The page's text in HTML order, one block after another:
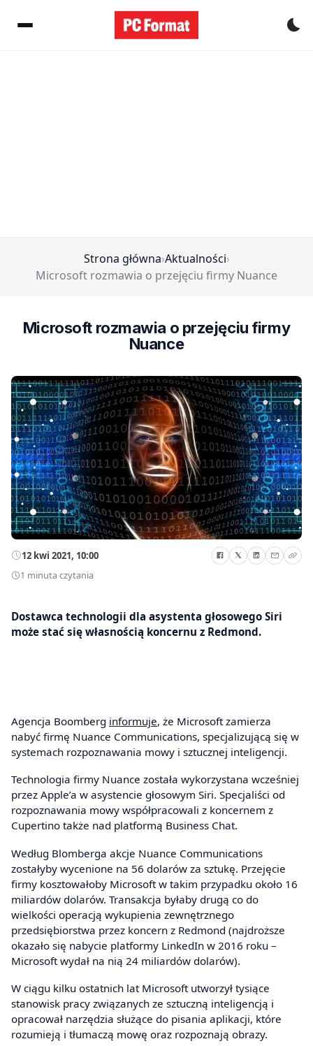
Strona główna›Aktualności›
Microsoft rozmawia o przejęciu firmy Nuance
Microsoft rozmawia o przejęciu firmy
Nuance
12 kwi 2021, 10:00
1 minuta czytania
Dostawca technologii dla asystenta głosowego Siri
może stać się własnością koncernu z Redmond.
Agencja Boomberg informuje, że Microsoft zamierza
nabyć firmę Nuance Communications, specjalizującą się w
systemach rozpoznawania mowy i sztucznej inteligencji.
Technologia firmy Nuance została wykorzystana wcześniej
przez Apple’a w asystencie głosowym Siri. Specjaliści od
rozpoznawania mowy współpracowali z koncernem z
Cupertino także nad platformą Business Chat.
Według Blomberga akcje Nuance Communications
zostałyby wycenione na 56 dolarów za sztukę. Przejęcie
firmy kosztowałoby Microsoft w takim przypadku około 16
miliardów dolarów. Transakcja byłaby drugą co do
wielkości operacją wykupienia zewnętrznego
przedsiębiorstwa przez koncern z Redmond (najdroższe
okazało się nabycie platformy LinkedIn w 2016 roku –
Microsoft wydał na nią 24 miliardów dolarów).
W ciągu kilku ostatnich lat Microsoft utworzył tysiące
stanowisk pracy związanych ze sztuczną inteligencją i
opracował narzędzia służące do pisania aplikacji, które
rozumieją i tłumaczą mowę oraz rozpoznają obrazy.